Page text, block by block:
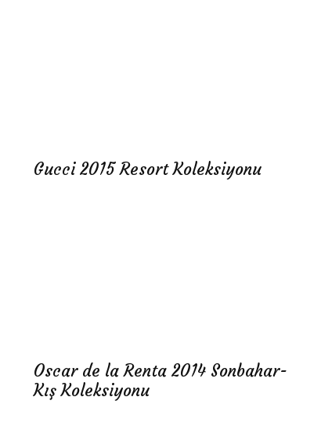
Gucci 2015 Resort Koleksiyonu
Oscar de la Renta 2014 Sonbahar-
Kış Koleksiyonu